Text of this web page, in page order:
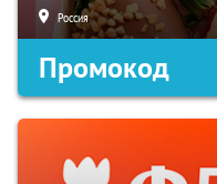
Россия
Промокод